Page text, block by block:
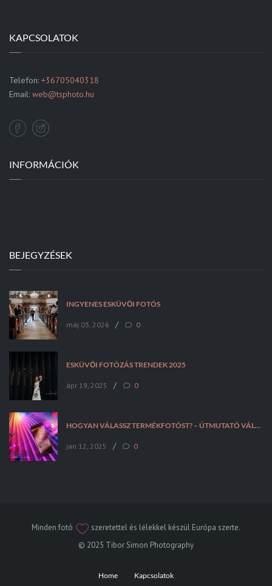
KAPCSOLATOK
Telefon: +36705040318
Email: web@tsphoto.hu
INFORMÁCIÓK
BEJEGYZÉSEK
INGYENES ESKÜVŐI FOTÓS
máj 03, 2026 / 0
ESKÜVŐI FOTÓZÁS TRENDEK 2025
ápr 19, 2025 / 0
HOGYAN VÁLASSZ TERMÉKFOTÓST? – ÚTMUTATÓ VÁLLALKOZÁSOKNAK
jan 12, 2025 / 0
Minden fotó
szeretettel és lélekkel készül Európa szerte.
© 2025 Tibor Simon Photography
Home Kapcsolatok